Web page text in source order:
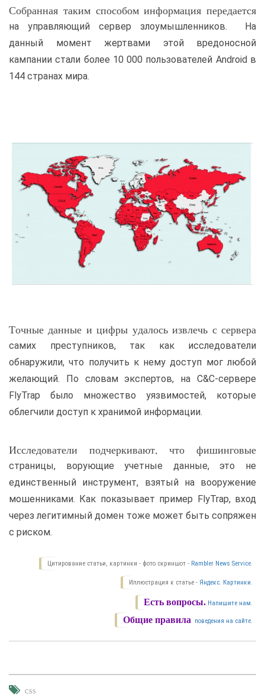
Собранная таким способом информация передается
на управляющий сервер злоумышленников. На
данный момент жертвами этой вредоносной
кампании стали более 10 000 пользователей Android в
144 странах мира.
Точные данные и цифры удалось извлечь с сервера
самих преступников, так как исследователи
обнаружили, что получить к нему доступ мог любой
желающий. По словам экспертов, на C&C-сервере
FlyTrap было множество уязвимостей, которые
облегчили доступ к хранимой информации.
Исследователи подчеркивают, что фишинговые
страницы, ворующие учетные данные, это не
единственный инструмент, взятый на вооружение
мошенниками. Как показывает пример FlyTrap, вход
через легитимный домен тоже может быть сопряжен
с риском.
Цитирование статьи, картинки - фото скриншот - Rambler News Service.
Иллюстрация к статье - Яндекс. Картинки.
Есть вопросы. Напишите нам.
Общие правила поведения на сайте.
CSS